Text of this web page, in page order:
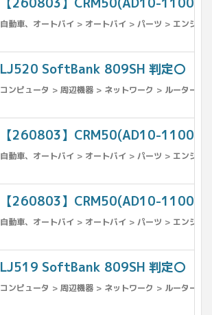
自動車、オートバイ > オートバイ > パーツ > エンジン
LJ520 SoftBank 809SH 判定〇
コンピュータ > 周辺機器 > ネットワーク > ルーター
【260803】CRM50(AD10-1100)◇
自動車、オートバイ > オートバイ > パーツ > エンジン
【260803】CRM50(AD10-1100)◇
自動車、オートバイ > オートバイ > パーツ > エンジン
LJ519 SoftBank 809SH 判定〇
コンピュータ > 周辺機器 > ネットワーク > ルーター